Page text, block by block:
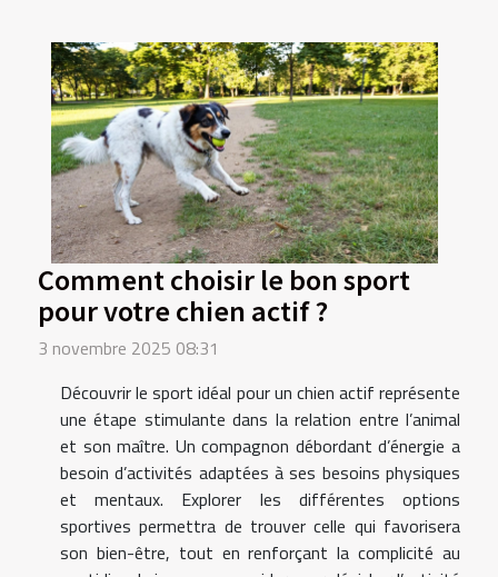
Comment choisir le bon sport
pour votre chien actif ?
3 novembre 2025 08:31
Découvrir le sport idéal pour un chien actif représente
une étape stimulante dans la relation entre l’animal
et son maître. Un compagnon débordant d’énergie a
besoin d’activités adaptées à ses besoins physiques
et mentaux. Explorer les différentes options
sportives permettra de trouver celle qui favorisera
son bien-être, tout en renforçant la complicité au